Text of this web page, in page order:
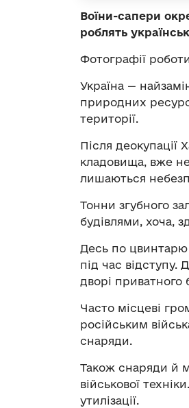
Воїни-сапери
роблять
Фотографії
Україна —
природних
території.
Після деокупації
кладовища, вже
лишаються
Тонни згубного
будівлями, хоча,
Десь по цвинтарю
під час відступу.
дворі приватного
Часто місцеві
російським
снаряди.
Також снаряди й
військової
утилізації.